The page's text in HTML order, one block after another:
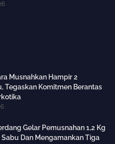
Musnahkan Hampir 2
Tegaskan Komitmen Berantas
Gelar Pemusnahan 1,2 Kg
Sabu Dan Mengamankan Tiga